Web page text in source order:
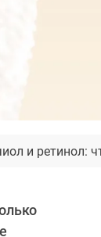
и ретинол: